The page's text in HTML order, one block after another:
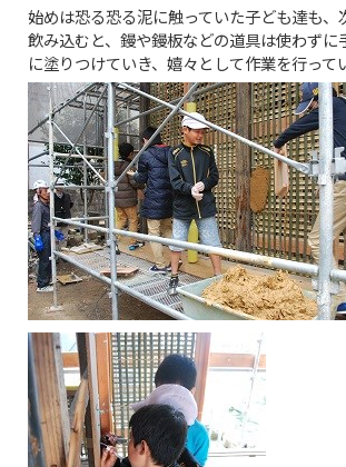
始めは恐る恐る泥に触っていた子ども達も、
飲み込むと、鏝や鏝板などの道具は使わずに
に塗りつけていき、嬉々として作業を行って